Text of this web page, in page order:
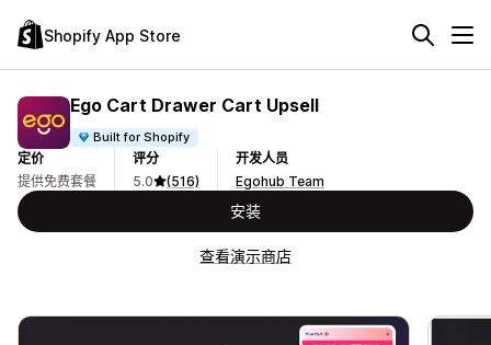
Shopify App Store
Ego Cart Drawer Cart Upsell
Built for Shopify
定价
提供免费套餐
评分
5.0
(516)
开发人员
Egohub Team
安装
查看演示商店